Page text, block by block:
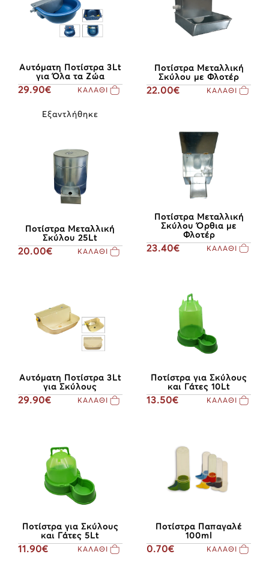
Αυτόματη Ποτίστρα 3Lt
για Όλα τα Ζώα
29.90€ ΚΑΛΑΘΙ
Ποτίστρα Μεταλλική
Σκύλου με Φλοτέρ
22.00€ ΚΑΛΑΘΙ
Εξαντλήθηκε
Ποτίστρα Μεταλλική
Σκύλου 25Lt
20.00€ ΚΑΛΑΘΙ
Ποτίστρα Μεταλλική
Σκύλου Όρθια με
Φλοτέρ
23.40€ ΚΑΛΑΘΙ
Αυτόματη Ποτίστρα 3Lt
για Σκύλους
29.90€ ΚΑΛΑΘΙ
Ποτίστρα για Σκύλους
και Γάτες 10Lt
13.50€ ΚΑΛΑΘΙ
Ποτίστρα για Σκύλους
και Γάτες 5Lt
11.90€ ΚΑΛΑΘΙ
Ποτίστρα Παπαγαλέ
100ml
0.70€ ΚΑΛΑΘΙ